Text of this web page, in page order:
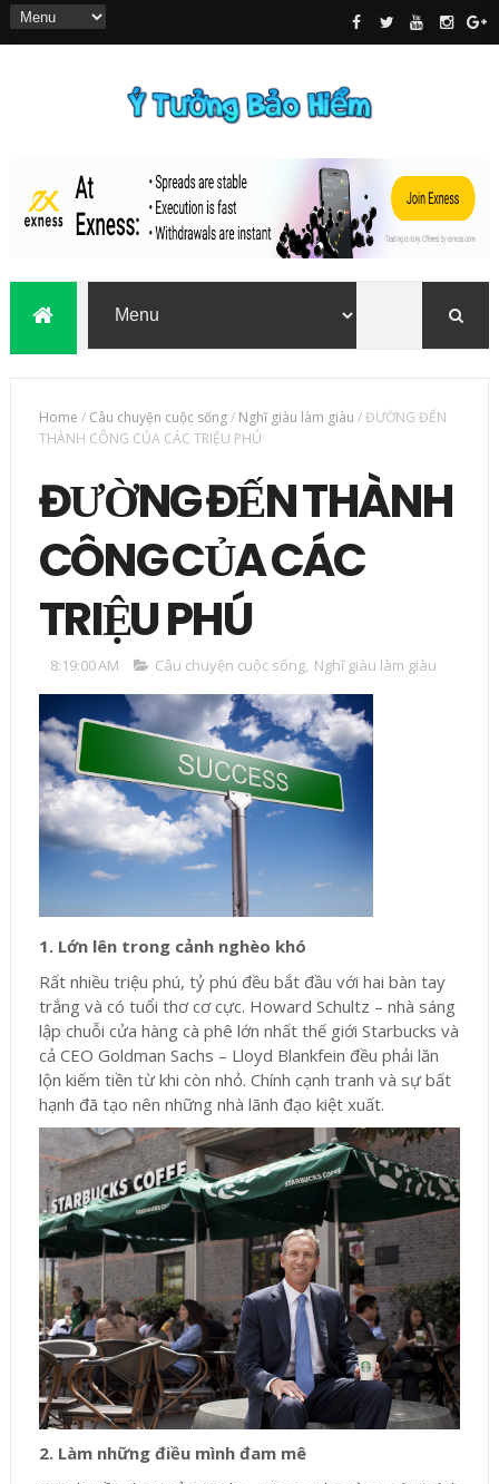
Home / Câu chuyện cuộc sống/ Nghĩ giàu làm giàu /ĐƯỜNG ĐẾN
THÀNH CÔNG CỦA CÁC TRIỆU PHÚ
ĐƯỜNG ĐẾN THÀNH
CÔNG CỦA CÁC
TRIỆU PHÚ
8:19:00 AM Câu chuyện cuộc sống, Nghĩ giàu làm giàu
1. Lớn lên trong cảnh nghèo khó
Rất nhiều triệu phú, tỷ phú đều bắt đầu với hai bàn tay
trắng và có tuổi thơ cơ cực. Howard Schultz – nhà sáng
lập chuỗi cửa hàng cà phê lớn nhất thế giới Starbucks và
cả CEO Goldman Sachs – Lloyd Blankfein đều phải lăn
lộn kiếm tiền từ khi còn nhỏ. Chính cạnh tranh và sự bất
hạnh đã tạo nên những nhà lãnh đạo kiệt xuất.
2. Làm những điều mình đam mê